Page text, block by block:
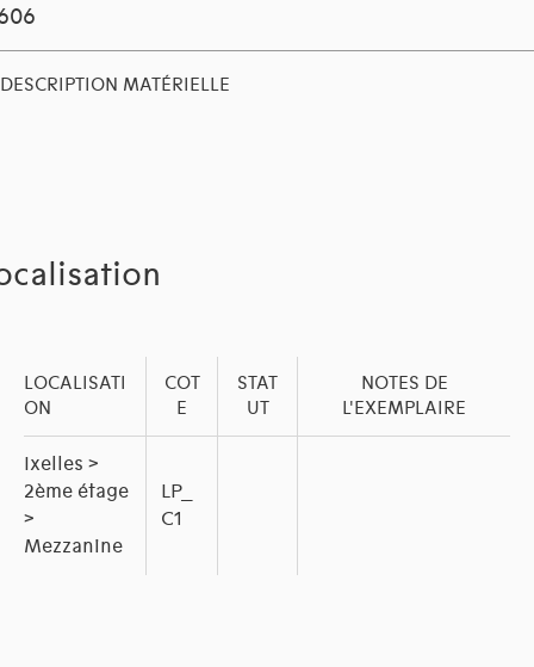
DESCRIPTION MATÉRIELLE
LOCALISATI
ON
COT
E
STAT
UT
NOTES DE
L'EXEMPLAIRE
Ixelles >
2ème étage
>
Mezzanine
LP_
C1